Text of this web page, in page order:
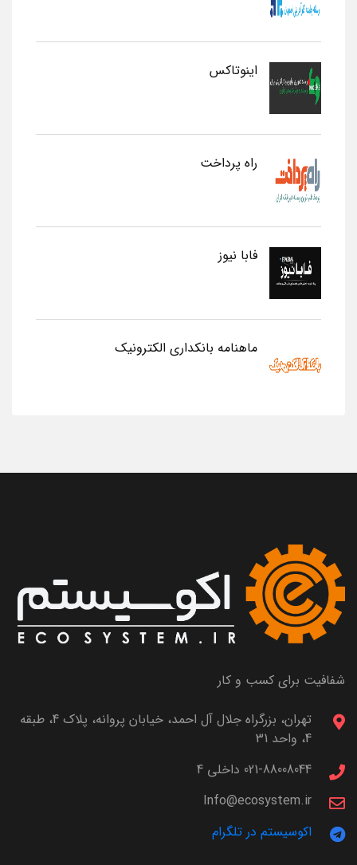
اینوتاکس
راه پرداخت
فابا نیوز
ماهنامه بانکداری الکترونیک
شفافیت برای کسب و کار
تهران، بزرگراه جلال آل احمد، خیابان پروانه، پلاک 4، طبقه
4، واحد 31
021-88008044 داخلی 4
Info@ecosystem.ir
اکوسیستم در تلگرام